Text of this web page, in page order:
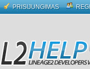
PRISIJUNGIMAS